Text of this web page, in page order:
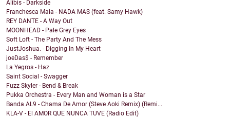
Alibis - Darkside
Franchesca Maia - NADA MAS (feat. Samy Hawk)
REY DANTE - A Way Out
MOONHEAD - Pale Grey Eyes
Soft Loft - The Party And The Mess
JustJoshua. - Digging In My Heart
joeDas$ - Remember
La Yegros - Haz
Saint Social - Swagger
Fuzz Skyler - Bend & Break
Pukka Orchestra - Every Man and Woman is a Star
Banda AL9 - Chama De Amor (Steve Aoki Remix) (Remi...
KLA-V - El AMOR QUE NUNCA TUVE (Radio Edit)